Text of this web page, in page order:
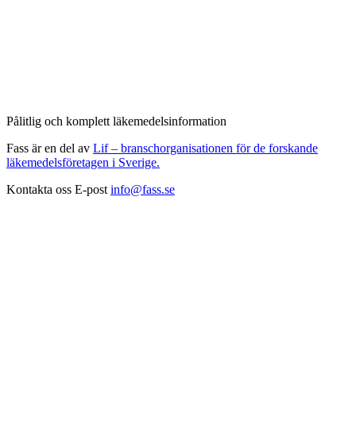
Pålitlig och komplett läkemedelsinformation
Fass är en del av Lif – branschorganisationen för de forskande
läkemedelsföretagen i Sverige.
Kontakta oss E-post info@fass.se